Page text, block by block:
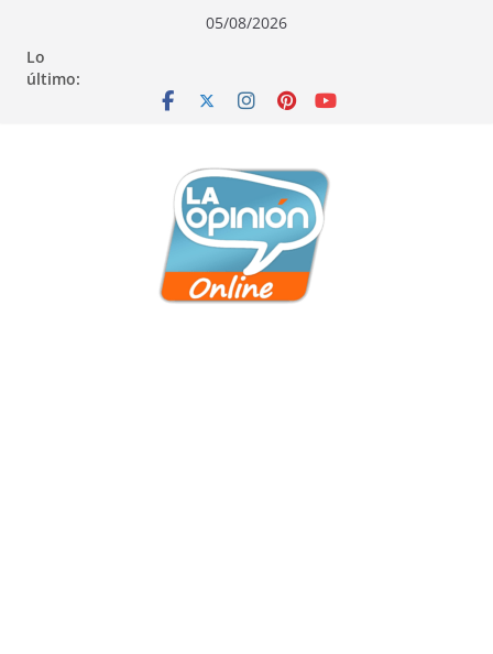
contenido
navegación
contenido
05/08/2026
Lo
último: